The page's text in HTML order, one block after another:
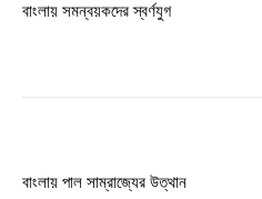
Ut mollis pellentesque tortor
বাংলায় সমন্বয়কদের স্বর্ণযুগ
বাংলায় পাল সাম্রাজ্যের উত্থান